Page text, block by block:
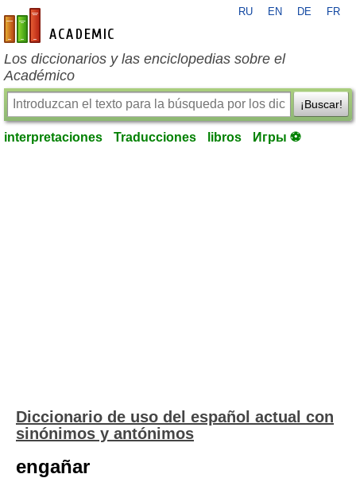
es-academic.com
RU EN DE FR
Los diccionarios y las enciclopedias sobre el
Académico
¡Buscar!
interpretaciones Traducciones libros Игры ⚽
Diccionario de uso del español actual con
sinónimos y antónimos
engañar